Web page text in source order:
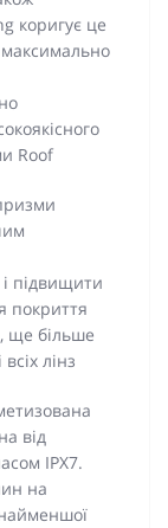
коригує це
Roof
підвищити
покриття
ще більше
лінз
від
IPX7.
на